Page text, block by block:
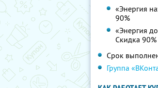
«Энергия
90%
«Энергия
Скидка 90%
Срок
Группа